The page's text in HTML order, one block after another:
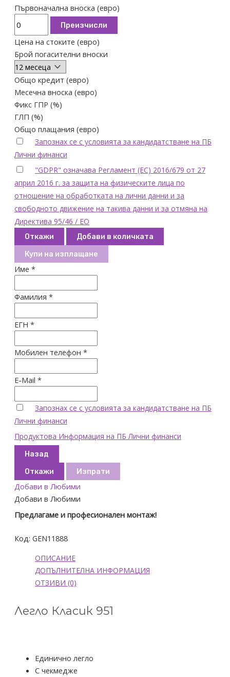
Първоначална вноска (евро)
Преизчисли
Цена на стоките (евро)
Брой погасителни вноски
Общо кредит (евро)
Месечна вноска (евро)
Фикс ГПР (%)
ГЛП (%)
Общо плащания (евро)
Запознах се с условията за кандидатстване на ПБ
Лични финанси
"GDPR" означава Регламент (ЕС) 2016/679 от 27
април 2016 г. за защита на физическите лица по
отношение на обработката на лични данни и за
свободното движение на такива данни и за отмяна на
Директива 95/46 / ЕО
Откажи
Добави в количката
Купи на изплащане
Име *
Фамилия *
ЕГН *
Мобилен телефон *
E-Mail *
Запознах се с условията за кандидатстване на ПБ
Лични финанси
Продуктова Информация на ПБ Лични финанси
Назад
Откажи
Изпрати
Добави в Любими
Добави в Любими
Предлагаме и професионален монтаж!
Код: GEN11888
ОПИСАНИЕ
ДОПЪЛНИТЕЛНА ИНФОРМАЦИЯ
ОТЗИВИ (0)
Легло Класик 951
Единично легло
С чекмедже